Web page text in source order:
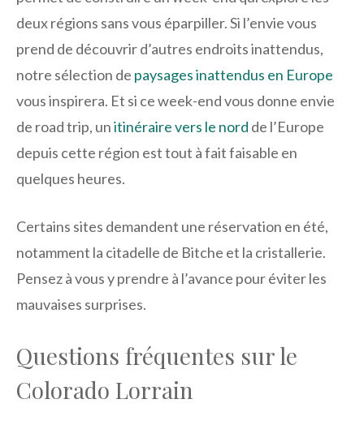
deux régions sans vous éparpiller. Si l’envie vous
prend de découvrir d’autres endroits inattendus,
notre sélection de paysages inattendus en Europe
vous inspirera. Et si ce week-end vous donne envie
de road trip, unitinéraire vers le nord de l’Europe
depuis cette région est tout à fait faisable en
quelques heures.
Certains sites demandent une réservation en été,
notamment la citadelle de Bitche et la cristallerie.
Pensez à vous y prendre à l’avance pour éviter les
mauvaises surprises.
Questions fréquentes sur le
Colorado Lorrain